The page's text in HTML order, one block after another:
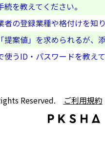
を教えてください。
者の登録業種や格付けを知
提案値」を求められるが、
うID・パスワードを教え
Reserved. ご利用規約